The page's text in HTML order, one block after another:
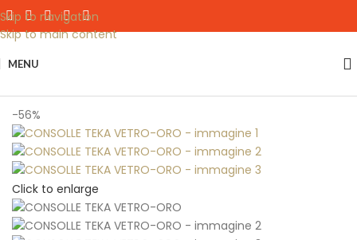
Skip to navigation
Skip to main content
MENU
-56%
Click to enlarge